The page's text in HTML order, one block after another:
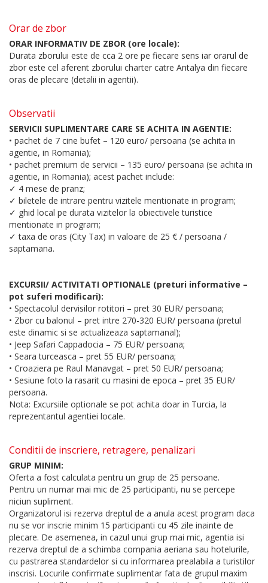
Orar de zbor
ORAR INFORMATIV DE ZBOR (ore locale):
Durata zborului este de cca 2 ore pe fiecare sens iar orarul de
zbor este cel aferent zborului charter catre Antalya din fiecare
oras de plecare (detalii in agentii).
Observatii
SERVICII SUPLIMENTARE CARE SE ACHITA IN AGENTIE:
• pachet de 7 cine bufet – 120 euro/ persoana (se achita in
agentie, in Romania);
• pachet premium de servicii – 135 euro/ persoana (se achita in
agentie, in Romania); acest pachet include:
✓ 4 mese de pranz;
✓ biletele de intrare pentru vizitele mentionate in program;
✓ ghid local pe durata vizitelor la obiectivele turistice
mentionate in program;
✓ taxa de oras (City Tax) in valoare de 25 € / persoana /
saptamana.
EXCURSII/ ACTIVITATI OPTIONALE (preturi informative –
pot suferi modificari):
• Spectacolul dervisilor rotitori – pret 30 EUR/ persoana;
• Zbor cu balonul – pret intre 270-320 EUR/ persoana (pretul
este dinamic si se actualizeaza saptamanal);
• Jeep Safari Cappadocia – 75 EUR/ persoana;
• Seara turceasca – pret 55 EUR/ persoana;
• Croaziera pe Raul Manavgat – pret 50 EUR/ persoana;
• Sesiune foto la rasarit cu masini de epoca – pret 35 EUR/
persoana.
Nota: Excursiile optionale se pot achita doar in Turcia, la
reprezentantul agentiei locale.
Conditii de inscriere, retragere, penalizari
GRUP MINIM:
Oferta a fost calculata pentru un grup de 25 persoane.
Pentru un numar mai mic de 25 participanti, nu se percepe
niciun supliment.
Organizatorul isi rezerva dreptul de a anula acest program daca
nu se vor inscrie minim 15 participanti cu 45 zile inainte de
plecare. De asemenea, in cazul unui grup mai mic, agentia isi
rezerva dreptul de a schimba compania aeriana sau hotelurile,
cu pastrarea standardelor si cu informarea prealabila a turistilor
inscrisi. Locurile confirmate suplimentar fata de grupul maxim